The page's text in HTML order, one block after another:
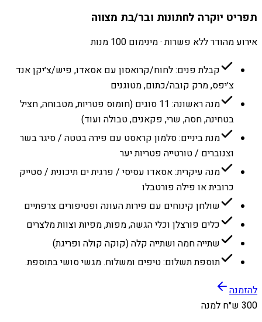
תפריט יוקרה לחתונות ובר/בת מצווה
אירוע מהודר ללא פשרות · מינימום 100 מנות
קבלת פנים: לחוח/קרואסון עם אסאדו, פיש/צ׳יקן אנד
צ׳יפס, מרק קובה/כתום, מטוגנים
מנה ראשונה: 11 סוגים (חומוס פטריות, מטבוחה, חציל
בטחינה, חסה, שרי, פקאנים, טבולה ועוד)
מנת ביניים: סלמון קראסט עם פירה בטטה / סיגר בשר
וצנוברים / טורטייה פטריות יער
מנה עיקרית: אסאדו עסיסי / פרגית ים תיכונית / סטייק
כרובית או פילה פורטבלו
שולחן קינוחים עם פירות העונה ופטיפורים צרפתיים
כלים פורצלן וכלי הגשה, מפות, מפיות וצוות מלצרים
שתייה חמה ושתייה קלה (קוקה קולה ופריגת)
תוספת תשלום: טיפים ומשלוח. מגשי סושי בתוספת.
להזמנה
300 ש״ח למנה